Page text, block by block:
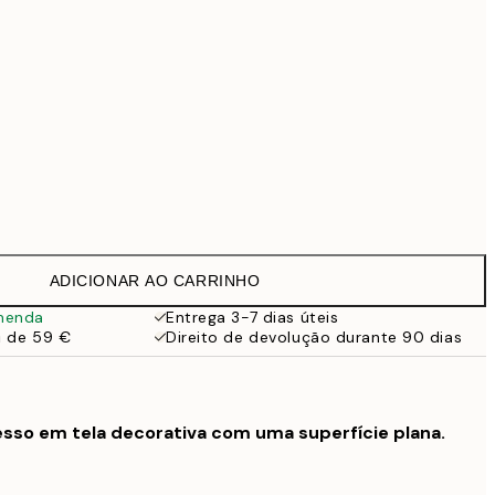
ADICIONAR AO CARRINHO
Entrega 3-7 dias úteis
de 59 €
Direito de devolução durante 90 dias
em tela decorativa com uma superfície plana.